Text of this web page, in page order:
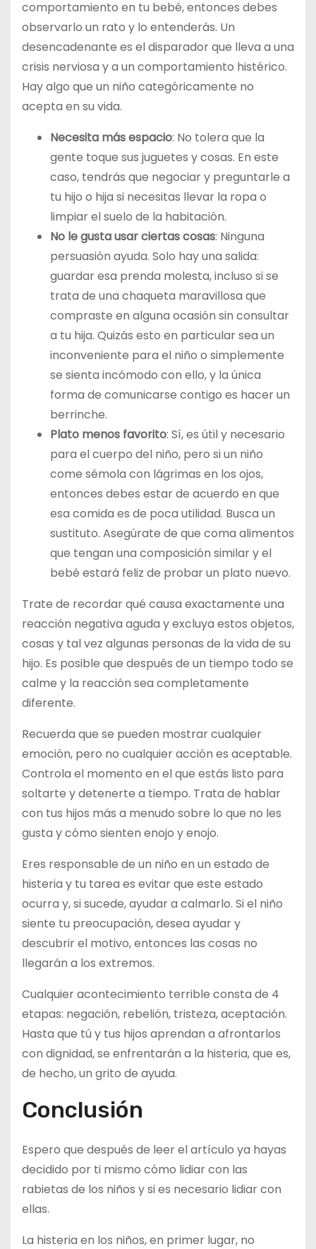
comportamiento en tu bebé, entonces debes
observarlo un rato y lo entenderás. Un
desencadenante es el disparador que lleva a una
crisis nerviosa y a un comportamiento histérico.
Hay algo que un niño categóricamente no
acepta en su vida.
Necesita más espacio: No tolera que la
gente toque sus juguetes y cosas. En este
caso, tendrás que negociar y preguntarle a
tu hijo o hija si necesitas llevar la ropa o
limpiar el suelo de la habitación.
No le gusta usar ciertas cosas: Ninguna
persuasión ayuda. Solo hay una salida:
guardar esa prenda molesta, incluso si se
trata de una chaqueta maravillosa que
compraste en alguna ocasión sin consultar
a tu hija. Quizás esto en particular sea un
inconveniente para el niño o simplemente
se sienta incómodo con ello, y la única
forma de comunicarse contigo es hacer un
berrinche.
Plato menos favorito: Sí, es útil y necesario
para el cuerpo del niño, pero si un niño
come sémola con lágrimas en los ojos,
entonces debes estar de acuerdo en que
esa comida es de poca utilidad. Busca un
sustituto. Asegúrate de que coma alimentos
que tengan una composición similar y el
bebé estará feliz de probar un plato nuevo.
Trate de recordar qué causa exactamente una
reacción negativa aguda y excluya estos objetos,
cosas y tal vez algunas personas de la vida de su
hijo. Es posible que después de un tiempo todo se
calme y la reacción sea completamente
diferente.
Recuerda que se pueden mostrar cualquier
emoción, pero no cualquier acción es aceptable.
Controla el momento en el que estás listo para
soltarte y detenerte a tiempo. Trata de hablar
con tus hijos más a menudo sobre lo que no les
gusta y cómo sienten enojo y enojo.
Eres responsable de un niño en un estado de
histeria y tu tarea es evitar que este estado
ocurra y, si sucede, ayudar a calmarlo. Si el niño
siente tu preocupación, desea ayudar y
descubrir el motivo, entonces las cosas no
llegarán a los extremos.
Cualquier acontecimiento terrible consta de 4
etapas: negación, rebelión, tristeza, aceptación.
Hasta que tú y tus hijos aprendan a afrontarlos
con dignidad, se enfrentarán a la histeria, que es,
de hecho, un grito de ayuda.
Conclusión
Espero que después de leer el artículo ya hayas
decidido por ti mismo cómo lidiar con las
rabietas de los niños y si es necesario lidiar con
ellas.
La histeria en los niños, en primer lugar, no